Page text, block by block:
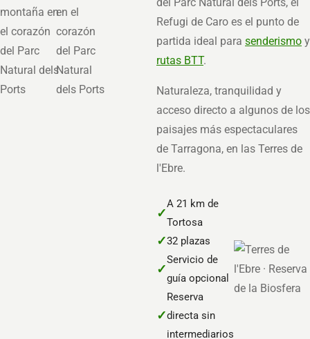
Refugi de Caro es el punto de
partida ideal para senderismo y
rutas BTT.
Naturaleza, tranquilidad y
acceso directo a algunos de los
paisajes más espectaculares
de Tarragona, en las Terres de
l'Ebre.
✓
A 21 km de
Tortosa
✓32 plazas
✓
Servicio de
guía opcional
✓
Reserva
directa sin
intermediarios